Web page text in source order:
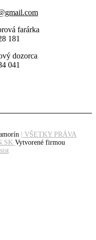
farárka
181
dozorca
041
| VŠETKY PRÁVA
Vytvorené firmou